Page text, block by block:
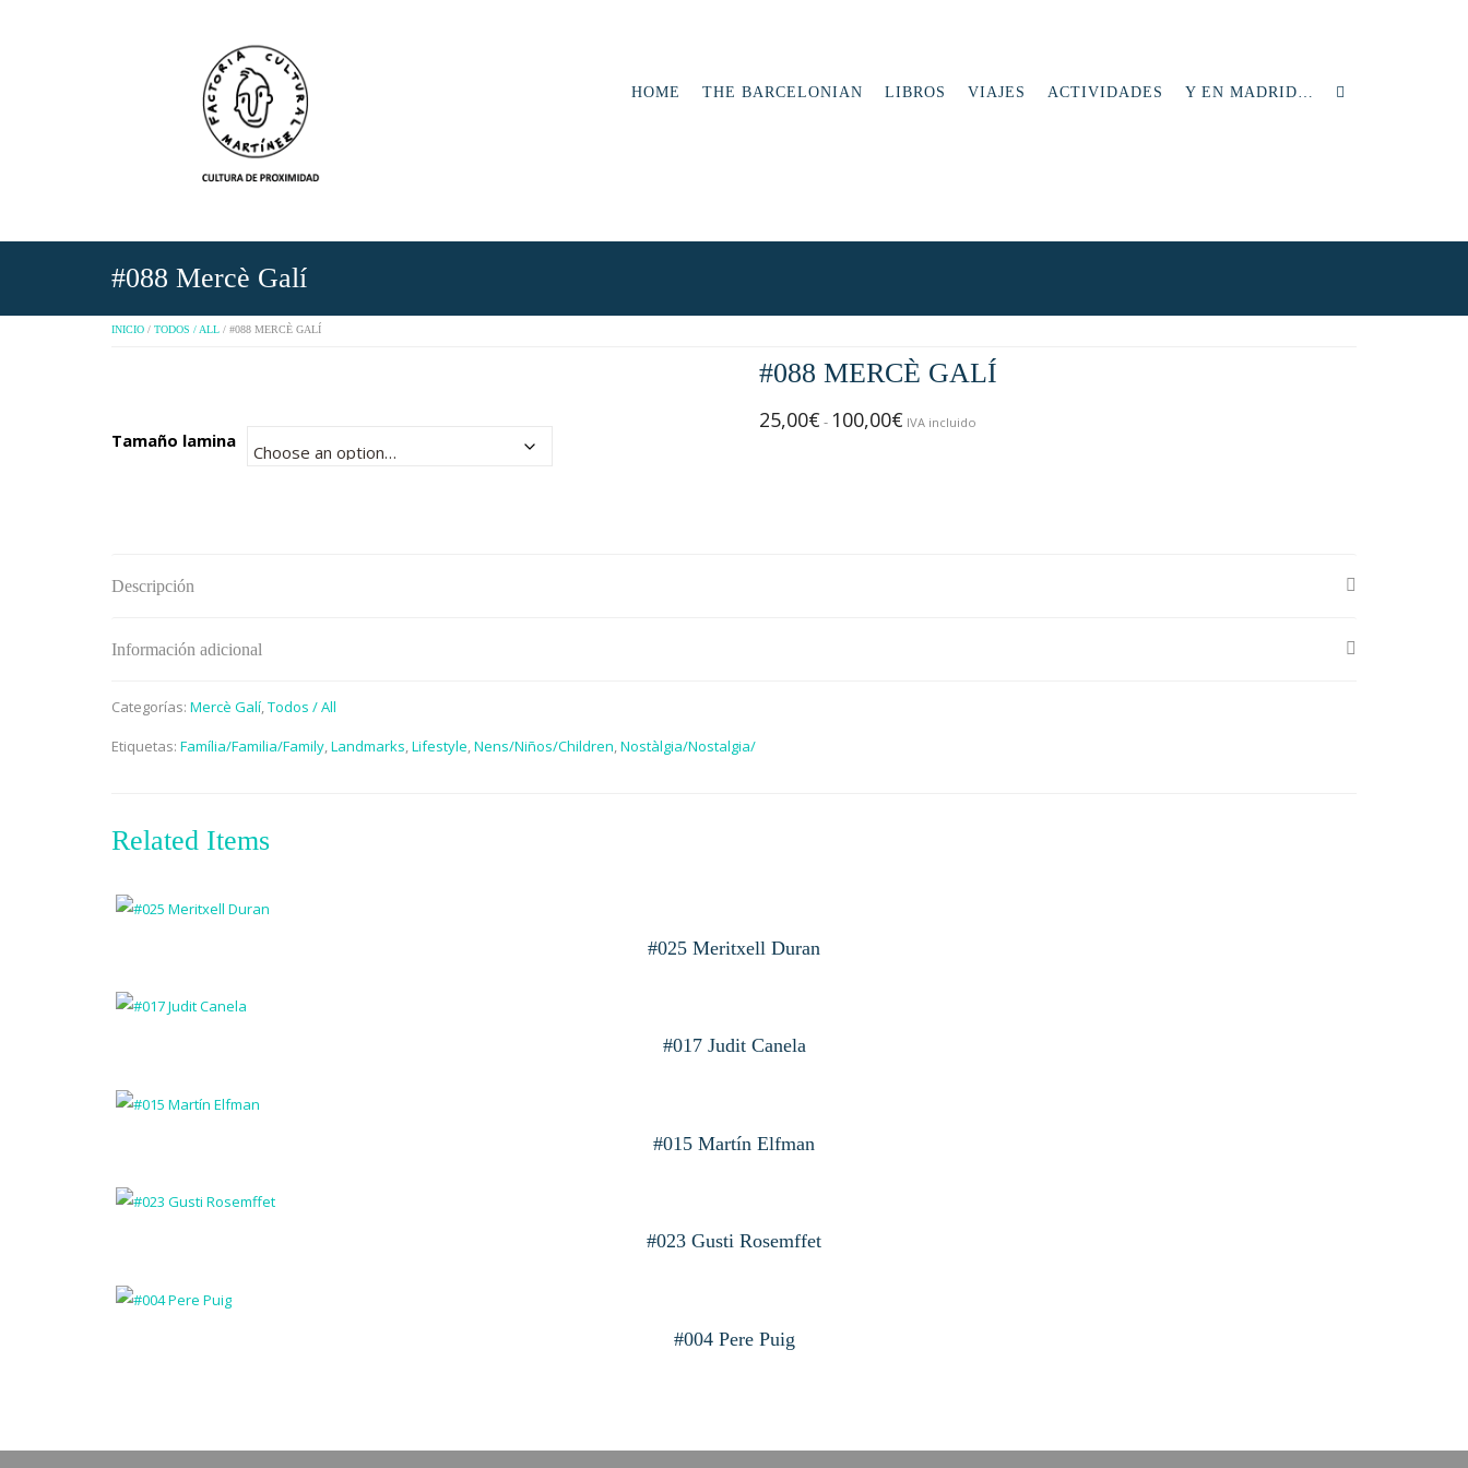
HOME THE BARCELONIAN LIBROS VIAJES ACTIVIDADES Y EN MADRID…
#088 Mercè Galí
INICIO / TODOS / ALL / #088 MERCÈ GALÍ
#088 MERCÈ GALÍ
25,00€ - 100,00€Rango
IVA incluido
Tamaño lamina
Descripción
Información adicional
Categorías: Mercè Galí,Todos / All
Etiquetas: Família/Familia/Family,Landmarks,Lifestyle,Nens/Niños/Children,Nostàlgia/Nostalgia/
Related Items
#025 Meritxell Duran
#017 Judit Canela
#015 Martín Elfman
#023 Gusti Rosemffet
#004 Pere Puig